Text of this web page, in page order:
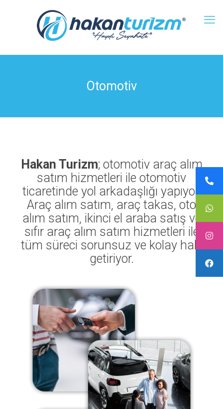
Otomotiv
Hakan Turizm; otomotiv araç alım
satım hizmetleri ile otomotiv
ticaretinde yol arkadaşlığı yapıyor.
Araç alım satım, araç takas, oto
alım satım, ikinci el araba satış ve
sıfır araç alım satım hizmetleri ile
tüm süreci sorunsuz ve kolay hale
getiriyor.